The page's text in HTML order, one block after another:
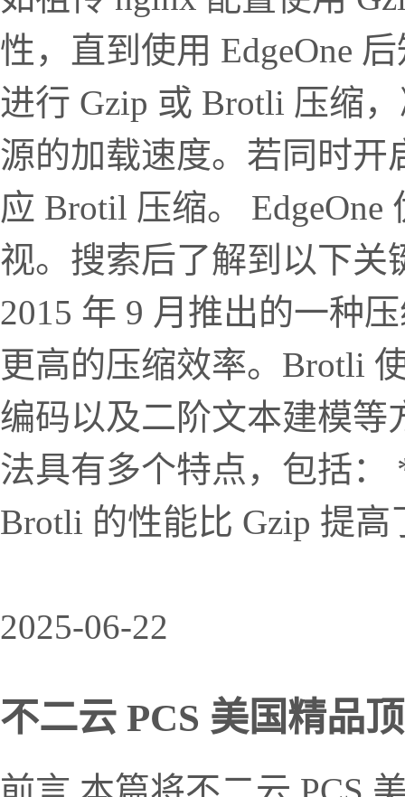
性，直到使用 EdgeOne
进行 Gzip 或 Brotli 压缩
源的加载速度。若同时开
应 Brotil 压缩。
视。搜索后了解到以下关
2015 年 9 月推出的一种
更高的压缩效率。Brotli
编码以及二阶文本建模
法具有多个特点，包括：
Brotli 的性能比 Gzip 提高
2025-06-22
不二云 PCS 美国精品